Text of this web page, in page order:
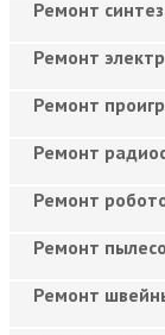
Ремонт
Ремонт
Ремонт
Ремонт
Ремонт
Ремонт
Ремонт